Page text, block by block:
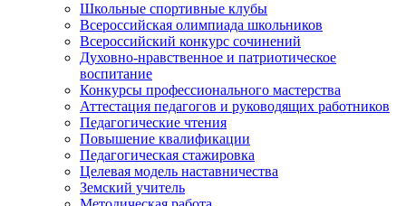
Школьные спортивные клубы
Всероссийская олимпиада школьников
Всероссийский конкурс сочинений
Духовно-нравственное и патриотическое
воспитание
Конкурсы профессионального мастерства
Аттестация педагогов и руководящих работников
Педагогические чтения
Повышение квалификации
Педагогическая стажировка
Целевая модель наставничества
Земский учитель